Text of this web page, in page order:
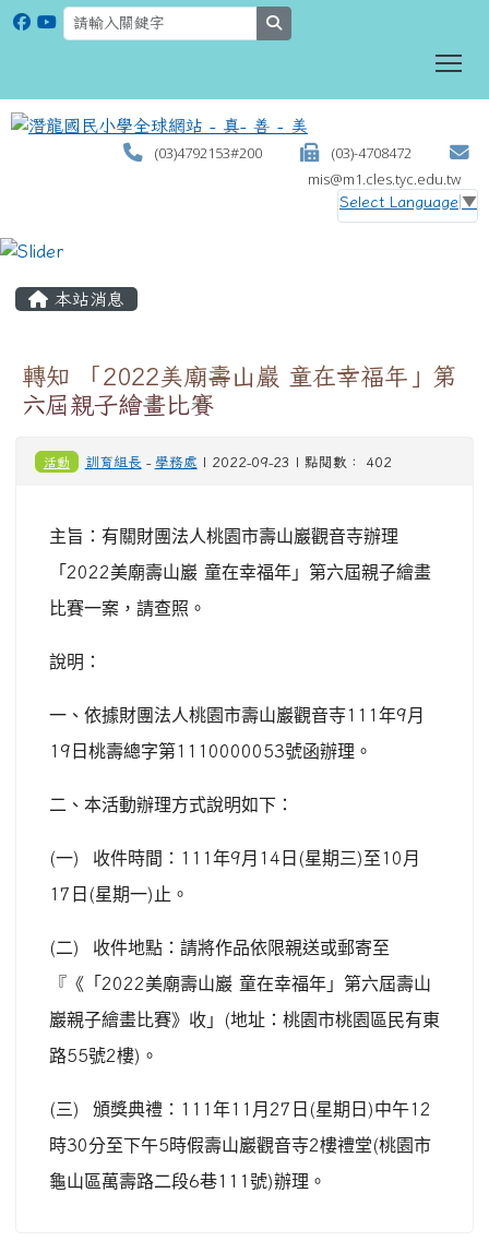
(03)4792153#200
(03)-4708472
mis@m1.cles.tyc.edu.tw
Select Language ▼
本站消息
轉知 「2022美廟壽山巖 童在幸福年」第
六屆親子繪畫比賽
活動 訓育組長 - 學務處 | 2022-09-23 | 點閱數： 402
主旨：有關財團法人桃園市壽山巖觀音寺辦理
「 2022美廟壽山巖 童在幸福年」第六屆親子繪畫
比賽一案，請查照。
說明：
一、依據財團法人桃園市壽山巖觀音寺111 年9月
19 日桃壽總字第1110000053號函辦理。
二、本活動辦理方式說明如下：
(一) 收件時間： 111 年9月 14 日 (星期三)至10 月
17 日 (星期一) 止。
(二) 收件地點：請將作品依限親送或郵寄至
『《「 2022美廟壽山巖 童在幸福年」第六屆壽山
巖親子繪畫比賽》收」
(地址：桃園市桃園區民有東
路55號2樓) 。
(三) 頒獎典禮： 111 年11 月 27 日 (星期日 )中午12
時30分至下午5時假壽山巖觀音寺2樓禮堂(桃園市
龜山區萬壽路二段6巷111 號)辦理。